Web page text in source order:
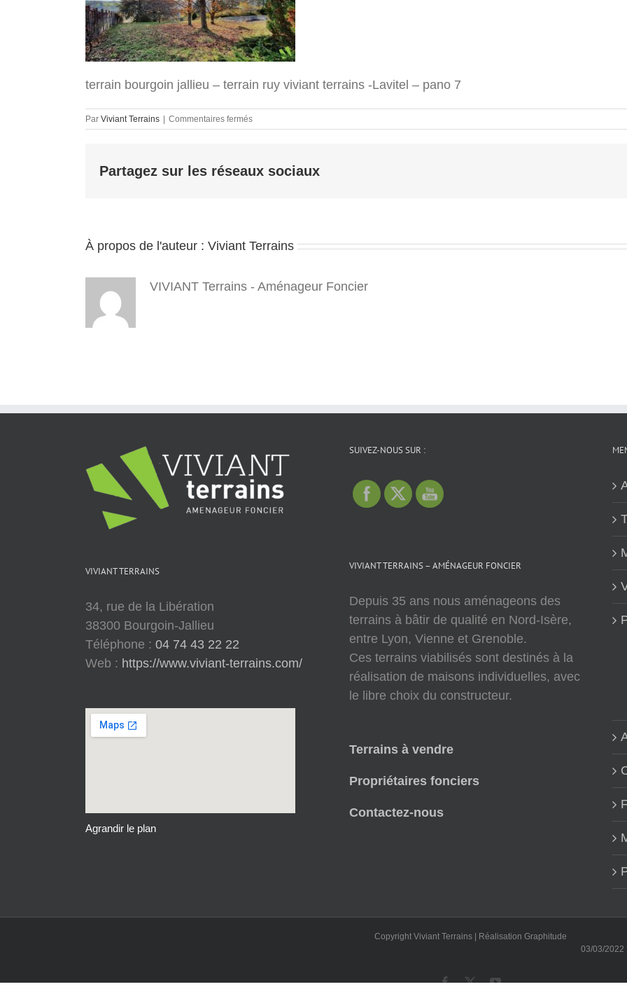
terrain bourgoin jallieu – terrain ruy viviant terrains -Lavitel – pano 7
Par Viviant Terrains Commentaires ferméssur
terrain
–
Lavitel
Partagez sur les réseaux sociaux
À propos de l'auteur : Viviant Terrains
VIVIANT Terrains - Aménageur Foncier
VIVIANT TERRAINS
34, rue de la Libération
38300 Bourgoin-Jallieu
Téléphone : 04 74 43 22 22
Web : https://www.viviant-terrains.com/
Agrandir le plan
SUIVEZ-NOUS SUR :
VIVIANT TERRAINS – AMÉNAGEUR FONCIER
Depuis 35 ans nous aménageons des
terrains à bâtir de qualité en Nord-Isère,
entre Lyon, Vienne et Grenoble.
Ces terrains viabilisés sont destinés à la
réalisation de maisons individuelles, avec
le libre choix du constructeur.
Terrains à vendre
Propriétaires fonciers
Contactez-nous
Copyright Viviant Terrains | Réalisation Graphitude
03/03/2022 :
Facebook
X YouTube